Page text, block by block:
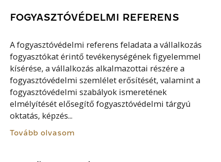
FOGYASZTÓVÉDELMI REFERENS
A fogyasztóvédelmi referens feladata a vállalkozás
fogyasztókat érintő tevékenységének figyelemmel
kísérése, a vállalkozás alkalmazottai részére a
fogyasztóvédelmi szemlélet erősítését, valamint a
fogyasztóvédelmi szabályok ismeretének
elmélyítését elősegítő fogyasztóvédelmi tárgyú
oktatás, képzés...
Tovább olvasom